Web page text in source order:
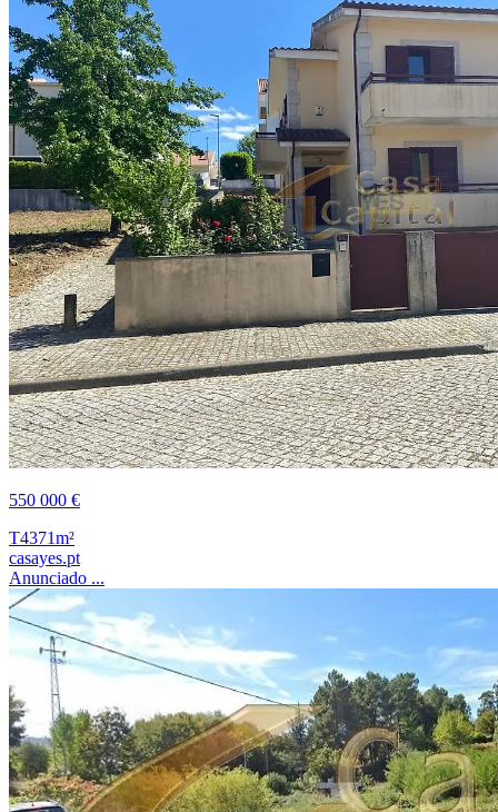
550 000 €
T4371m²
casayes.pt
Anunciado ...